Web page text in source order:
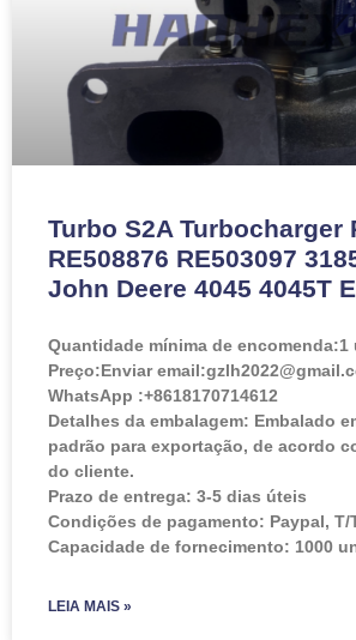
Turbo S2A Turbocharger
RE508876 RE503097
John Deere 4045 4045T
Quantidade mínima de encomenda:1
Preço:Enviar
WhatsApp :+8618170714612
Detalhes da embalagem: Embalado
padrão para exportação, de acordo
do cliente.
Prazo de entrega: 3-5 dias úteis
Condições de pagamento: Paypal, T/
Capacidade de fornecimento: 1000
LEIA MAIS »